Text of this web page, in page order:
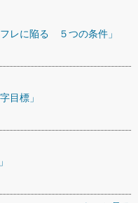
レに陥る ５つの条件」
目標」